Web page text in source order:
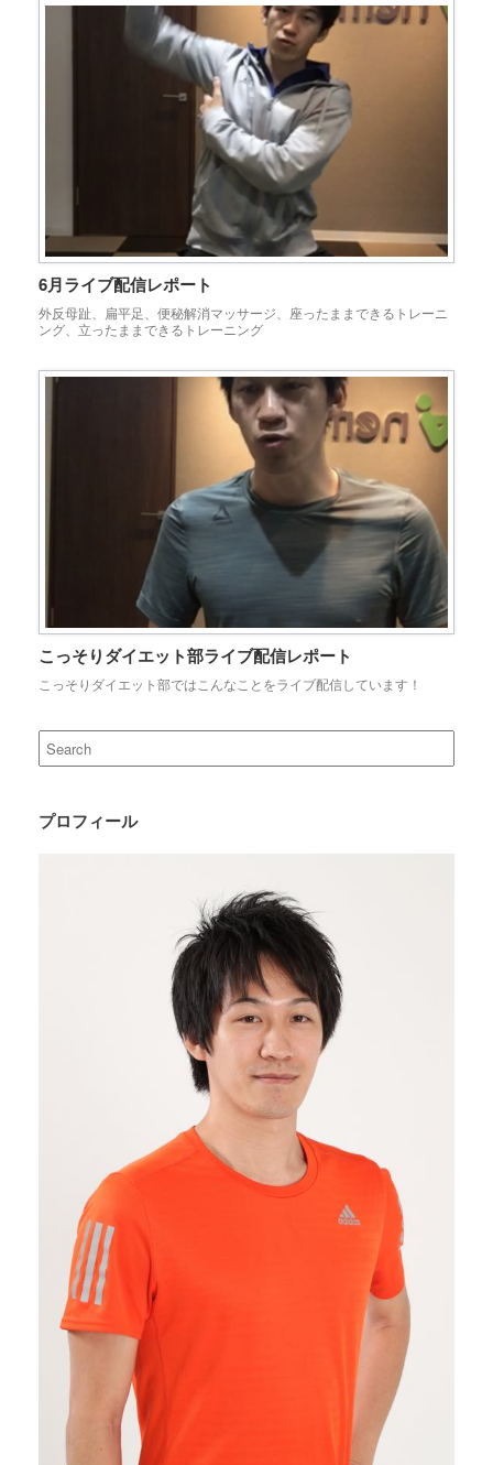
6月ライブ配信レポート
外反母趾、扁平足、便秘解消マッサージ、座ったままできるトレーニ
ング、立ったままできるトレーニング
こっそりダイエット部ライブ配信レポート
こっそりダイエット部ではこんなことをライブ配信しています！
Search
for:
プロフィール